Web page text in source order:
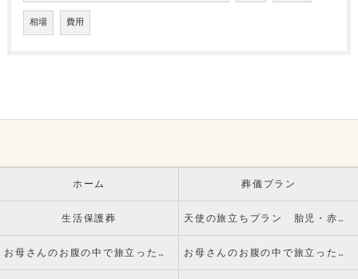
相場 費用
ホーム 葬儀プラン
生活保護葬 天使の旅立ちプラン 胎児・赤ちゃんのお葬式
お母さんのお腹の中で旅立った赤ちゃんのご葬儀についてvol.1 死産とは お母さんのお腹の中で旅立った赤ちゃんのご葬儀についてvol.2 火葬手続きについて